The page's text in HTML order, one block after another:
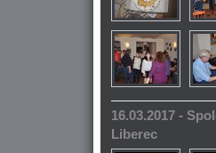
16.03.2017 -
Liberec